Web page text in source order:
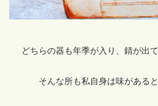
どちらの器も年季が入り、錆が出
そんな所も私自身は味がある